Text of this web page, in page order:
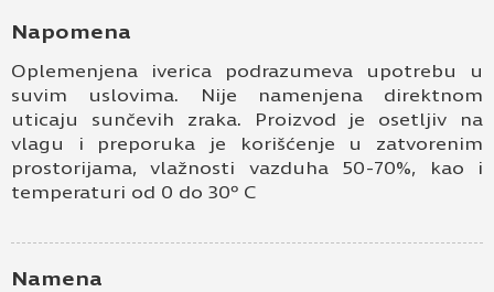
Kontakt telefon
Napomena
Oplemenjena iverica podrazumeva upotrebu u
suvim uslovima. Nije namenjena direktnom
uticaju sunčevih zraka. Proizvod je osetljiv na
vlagu i preporuka je korišćenje u zatvorenim
prostorijama, vlažnosti vazduha 50-70%, kao i
temperaturi od 0 do 30º C
Namena